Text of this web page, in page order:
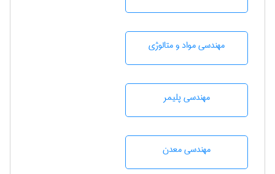
مهندسی مواد و متالوژی
مهندسی پليمر
مهندسی معدن